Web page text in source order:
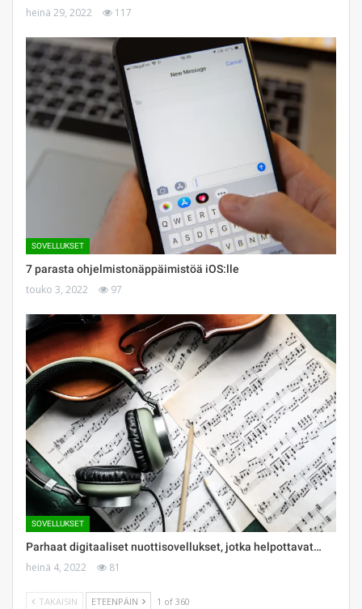
heinä 29, 2022 117
SOVELLUKSET
7 parasta ohjelmistonäppäimistöä iOS:lle
touko 3, 2022 97
SOVELLUKSET
Parhaat digitaaliset nuottisovellukset, jotka helpottavat…
heinä 4, 2022 81
TAKAISIN ETEENPÄIN 1 of 360